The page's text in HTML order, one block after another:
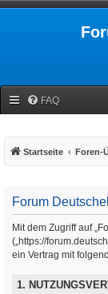
FAQ
Startseite Foren-
Forum
Mit dem Zugriff auf
(„https://
ein Vertrag mit
1.